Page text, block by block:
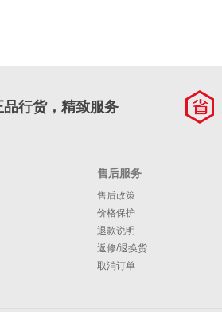
品行货，精致服务
售后服务
售后政策
价格保护
退款说明
返修/退换货
取消订单